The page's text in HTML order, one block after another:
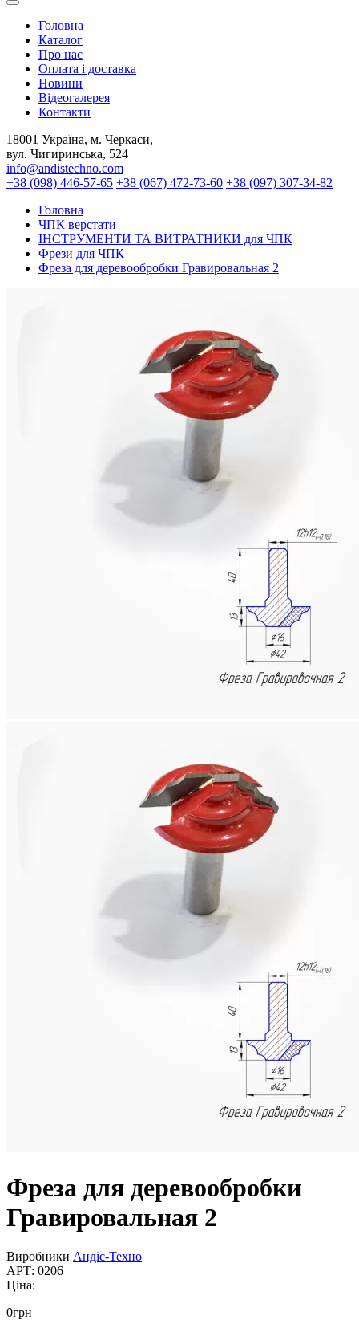
Головна
Каталог
Про нас
Оплата і доставка
Новини
Відеогалерея
Контакти
18001 Україна, м. Черкаси,
вул. Чигиринська, 524
info@andistechno.com
+38 (098) 446-57-65 +38 (067) 472-73-60 +38 (097) 307-34-82
Головна
ЧПК верстати
ІНСТРУМЕНТИ ТА ВИТРАТНИКИ для ЧПК
Фрези для ЧПК
Фреза для деревообробки Гравировальная 2
Фреза для деревообробки
Гравировальная 2
Виробники Андіс-Техно
АРТ: 0206
Ціна:
0грн